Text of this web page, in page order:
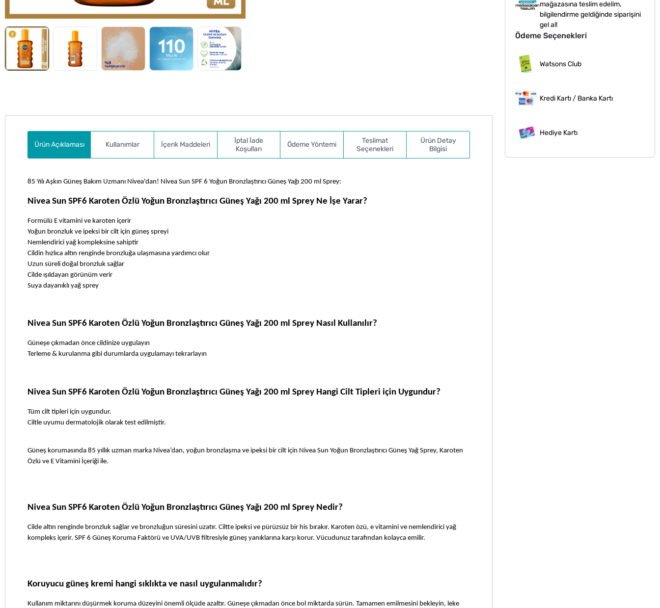
mağazasına teslim edelim,
bilgilendirme geldiğinde siparişini
gel al!
Ödeme Seçenekleri
Watsons Club
Kredi Kartı / Banka Kartı
Hediye Kartı
Ürün Açıklaması
Kullanımlar İçerik Maddeleri
İptal İade
Koşulları
Ödeme Yöntemi
Teslimat
Seçenekleri
Ürün Detay
Bilgisi
85 Yılı Aşkın Güneş Bakım Uzmanı Nivea'dan! Nivea Sun SPF 6 Yoğun Bronzlaştırıcı Güneş Yağı 200 ml Sprey:
Nivea Sun SPF6 Karoten Özlü Yoğun Bronzlaştırıcı Güneş Yağı 200 ml Sprey Ne İşe Yarar?
Formülü E vitamini ve karoten içerir
Yoğun bronzluk ve ipeksi bir cilt için güneş spreyi
Nemlendirici yağ kompleksine sahiptir
Cildin hızlıca altın renginde bronzluğa ulaşmasına yardımcı olur
Uzun süreli doğal bronzluk sağlar
Cilde ışıldayan görünüm verir
Suya dayanıklı yağ sprey
Nivea Sun SPF6 Karoten Özlü Yoğun Bronzlaştırıcı Güneş Yağı 200 ml Sprey Nasıl Kullanılır?
Güneşe çıkmadan önce cildinize uygulayın
Terleme & kurulanma gibi durumlarda uygulamayı tekrarlayın
Nivea Sun SPF6 Karoten Özlü Yoğun Bronzlaştırıcı Güneş Yağı 200 ml Sprey Hangi Cilt Tipleri için Uygundur?
Tüm cilt tipleri için uygundur.
Ciltle uyumu dermatolojik olarak test edilmiştir.
Güneş korumasında 85 yıllık uzman marka Nivea’dan, yoğun bronzlaşma ve ipeksi bir cilt için Nivea Sun Yoğun Bronzlaştırıcı Güneş Yağ Sprey, Karoten
Özlü ve E Vitamini İçeriği ile.
Nivea Sun SPF6 Karoten Özlü Yoğun Bronzlaştırıcı Güneş Yağı 200 ml Sprey Nedir?
Cilde altın renginde bronzluk sağlar ve bronzluğun süresini uzatır. Ciltte ipeksi ve pürüzsüz bir his bırakır. Karoten özü, e vitamini ve nemlendirici yağ
kompleks içerir. SPF 6 Güneş Koruma Faktörü ve UVA/UVB filtresiyle güneş yanıklarına karşı korur. Vücudunuz tarafından kolayca emilir.
Koruyucu güneş kremi hangi sıklıkta ve nasıl uygulanmalıdır?
Kullanım miktarını düşürmek koruma düzeyini önemli ölçüde azaltır. Güneşe çıkmadan önce bol miktarda sürün. Tamamen emilmesini bekleyin, leke